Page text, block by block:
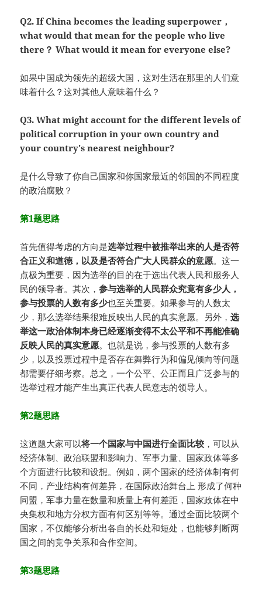
Q2. If China becomes the leading superpower，
what would that mean for the people who live
there？ What would it mean for everyone else?
如果中国成为领先的超级大国，这对生活在那里的人们意
味着什么？这对其他人意味着什么？
Q3. What might account for the different levels of
political corruption in your own country and
your country's nearest neighbour?
是什么导致了你自己国家和你国家最近的邻国的不同程度
的政治腐败？
第1题思路
首先值得考虑的方向是选举过程中被推举出来的人是否符
合正义和道德， 以及是否符合广大人民群众的意愿。这一
点极为重要，因为选举的目的在于选出代表人民和服务人
民的领导者。其次，参与选举的人民群众究竟有多少人 ，
参与投票的人数有多少也至关重要。如果参与的人数太
少，那么选举结果很难反映出人民的真实意愿。另外，选
举这一政治体制本身已经逐渐变得不太公平和不再能准确
反映人民的真实意愿。也就是说，参与投票的人数有多
少，以及投票过程中是否存在舞弊行为和偏见倾向等问题
都需要仔细考察。总之，一个公平、公正而且广泛参与的
选举过程才能产生出真正代表人民意志的领导人。
第2题思路
这道题大家可以将一个国家与中国进行全面比较 ，可以从
经济体制、政治联盟和影响力、军事力量、国家政体等多
个方面进行比较和设想。例如，两个国家的经济体制有何
不同，产业结构有何差异，在国际政治舞台上 形成了何种
同盟，军事力量在数量和质量上有何差距，国家政体在中
央集权和地方分权方面有何区别等等。通过全面比较两个
国家，不仅能够分析出各自的长处和短处，也能够判断两
国之间的竞争关系和合作空间。
第3题思路